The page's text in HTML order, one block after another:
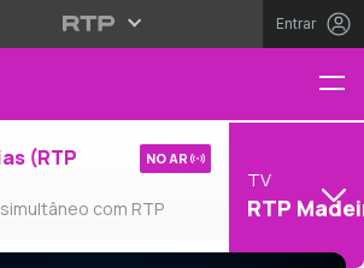
Entrar
(RTP
com RTP
NO AR
TV
RTP